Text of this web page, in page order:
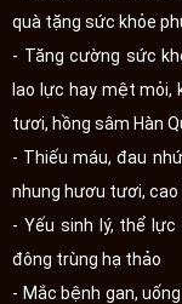
quà tặng sức khỏe
- Tăng cường sức
lao lực hay mệt mỏi,
tươi, hồng sâm Hàn
- Thiếu máu, đau
nhung hươu tươi, cao
- Yếu sinh lý, thể
đông trùng hạ thảo
- Mắc bệnh gan,